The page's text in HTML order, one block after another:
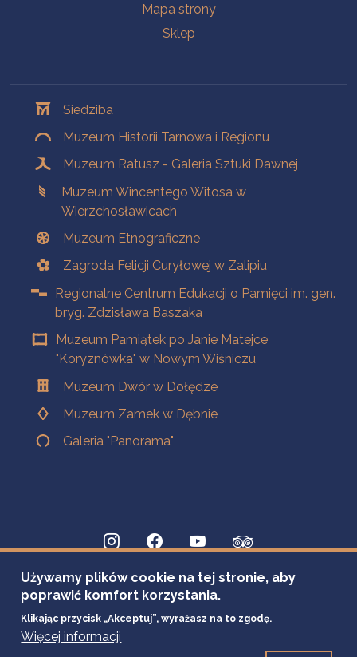
Mapa strony
Sklep
Siedziba
Muzeum Historii Tarnowa i Regionu
Muzeum Ratusz - Galeria Sztuki Dawnej
Muzeum Wincentego Witosa w
Wierzchosławicach
Muzeum Etnograficzne
Zagroda Felicji Curyłowej w Zalipiu
Regionalne Centrum Edukacji o Pamięci im. gen.
bryg. Zdzisława Baszaka
Muzeum Pamiątek po Janie Matejce
"Koryznówka" w Nowym Wiśniczu
Muzeum Dwór w Dołędze
Muzeum Zamek w Dębnie
Galeria "Panorama"
Używamy plików cookie na tej stronie, aby
poprawić komfort korzystania.
Klikając przycisk „Akceptuj”, wyrażasz na to zgodę.
Więcej informacji